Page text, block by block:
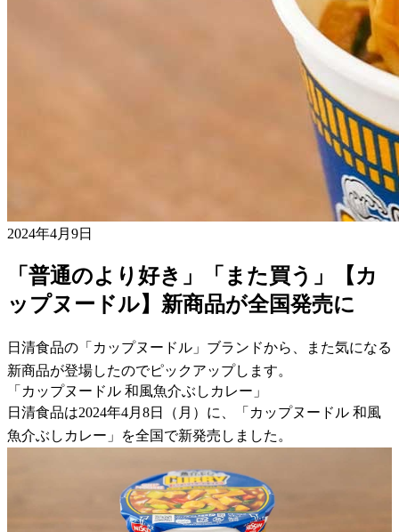
2024年4月9日
「普通のより好き」「また買う」【カ
ップヌードル】新商品が全国発売に
日清食品の「カップヌードル」ブランドから、また気になる
新商品が登場したのでピックアップします。
「カップヌードル 和風魚介ぶしカレー」
日清食品は2024年4月8日（月）に、「カップヌードル 和風
魚介ぶしカレー」を全国で新発売しました。